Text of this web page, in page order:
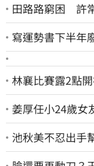
田路路窮困 許
寫運勢書下半年
林襄比賽露2點
姜厚任小24歲女
池秋美不忍出